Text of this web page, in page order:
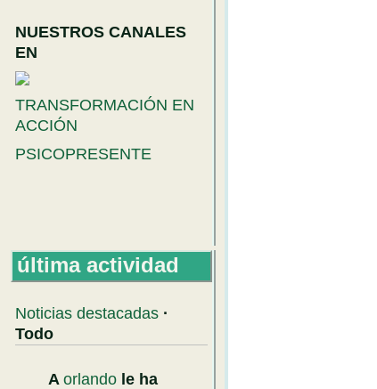
NUESTROS CANALES
EN
TRANSFORMACIÓN EN
ACCIÓN
PSICOPRESENTE
última actividad
Noticias destacadas ·
Todo
A orlando le ha